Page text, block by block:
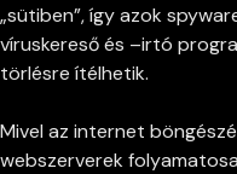
„sütiben”, így azok
víruskereső és –irtó
törlésre ítélhetik.
Mivel az internet
webszerverek